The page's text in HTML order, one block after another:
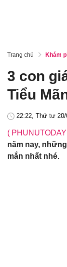
Trang chủ Khám
3 con
Tiểu
22:22, Thứ tư 20/
(
năm nay,
mắn nhất nhé.